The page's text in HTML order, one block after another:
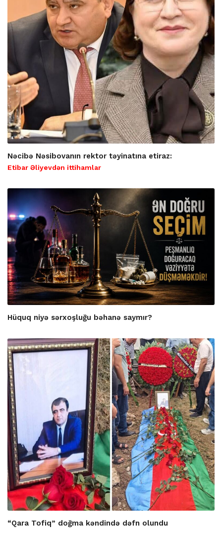
Nəcibə Nəsibovanın rektor təyinatına etiraz:
Etibar Əliyevdən ittihamlar
Hüquq niyə sərxoşluğu bəhanə saymır?
“Qara Tofiq” doğma kəndində dəfn olundu